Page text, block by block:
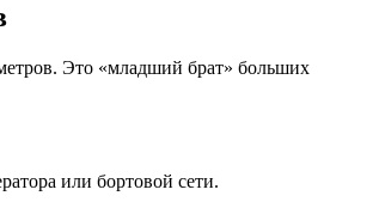
Это «младший брат» больших
или бортовой сети.